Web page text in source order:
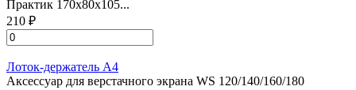
Практик 170x80x105...
210 ₽
Лоток-держатель А4
Аксессуар для верстачного экрана WS 120/140/160/180